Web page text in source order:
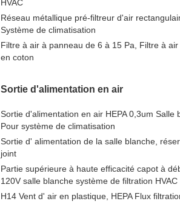
HVAC
Réseau métallique pré-filtreur d'air
Système de climatisation
Filtre à air à panneau de 6 à 15 Pa, Filtre à
en coton
Sortie d'alimentation en air
Sortie d'alimentation en air HEPA 0,3um Salle
Pour système de climatisation
Sortie d' alimentation de la salle blanche,
joint
Partie supérieure à haute efficacité capot à
120V salle blanche système de filtration HVAC
H14 Vent d' air en plastique, HEPA Flux